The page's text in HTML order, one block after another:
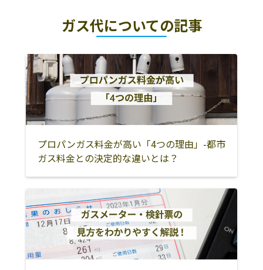
静岡資材株式会
ンター
421-1121 藤枝市
1
054-667-0301
静岡資材株式会
社／藤枝販売支
426-0071 藤枝市
志太1-5-38
054-641-5133
社／掛川販売支
下垂木2338-1
富士宮市上稲子
736-1
0544-66-0500
鈴木商店 富士市厚原354
0545-71-3928
270-1318 富士市
今泉8丁目-16-34
0545-52-2271
賀茂郡南伊豆町
賀茂郡松崎町
賀茂郡西伊豆町
伊豆の国市
沼津市
三島市
御殿場市
裾野市
田方郡函南町
駿東郡清水町
駿東郡長泉町
駿東郡小山町
富士市
富士宮市
静岡市
焼津市
藤枝市
牧之原市
榛原郡吉田町
榛原郡川根本町
御前崎市
掛川市
袋井市
磐田市
周智郡森町
浜松市
湖西市
ガス代についての記事
プロパンガス料金が高い「4つの理由」-都市
ガス料金との決定的な違いとは？